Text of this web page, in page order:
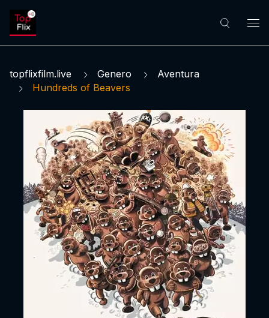
topflixfilm.live Genero
Aventura
Hundreds of Beavers